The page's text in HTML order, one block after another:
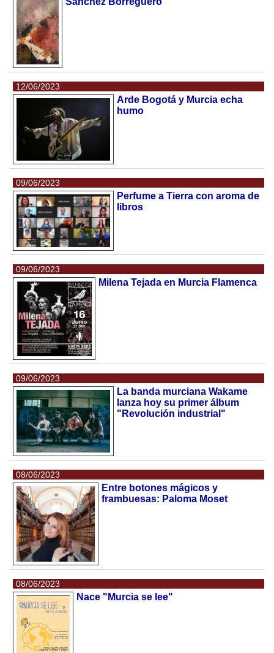
12/06/2023
Arde Bogotá y Murcia echa
humo
09/06/2023
Perfume a Tierra con aroma de
libros
09/06/2023
Milena Tejada en Murcia Flamenca
09/06/2023
La banda murciana Wakame
lanza hoy su primer álbum
"Revolución industrial"
08/06/2023
Entre botones mágicos y
frambuesas: Paloma Moset
08/06/2023
Nace "Murcia se lee"